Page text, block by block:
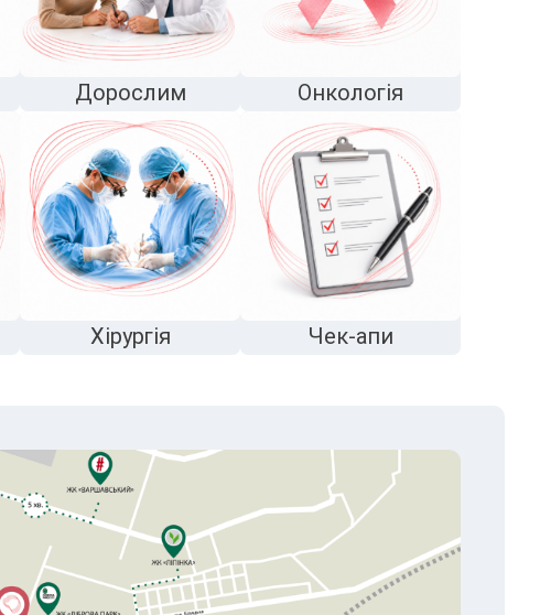
Дорослим Онкологія
Хірургія Чек-апи